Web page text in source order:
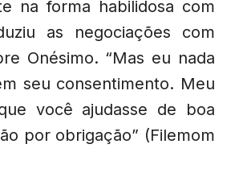
na forma habilidosa com
as negociações com
Onésimo. “Mas eu nada
seu consentimento. Meu
você ajudasse de boa
por obrigação” (Filemom